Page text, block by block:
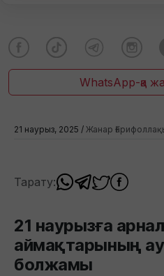
WhatsApp-қа
21 наурыз, 2025 / Жанар
Тарату:
21 наурызға
аймақтарының
болжамы